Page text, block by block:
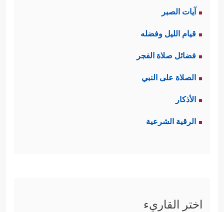
آيات الصبر
قيام الليل وفضله
فضائل صلاة الفجر
الصلاة على النبي
الأذكار
الرقية الشرعية
اختر القاريء